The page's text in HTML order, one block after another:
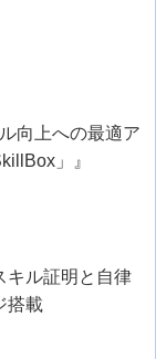
向上への最適ア
」』
キル証明と自律
搭載